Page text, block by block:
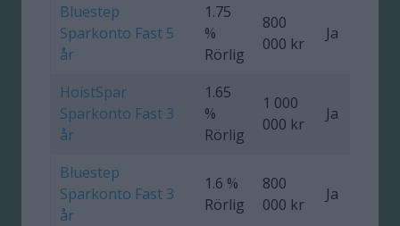
Bluestep
Sparkonto Fast 5
år
1.75
%
Rörlig
800
000 kr
Ja
HoistSpar
Sparkonto Fast 3
år
1.65
%
Rörlig
1 000
000 kr
Ja
Bluestep
Sparkonto Fast 3
år
1.6 %
Rörlig
800
000 kr
Ja